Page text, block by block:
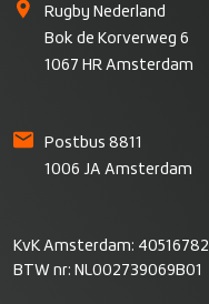
Rugby Nederland
Bok de Korverweg 6
1067 HR Amsterdam
Postbus 8811
1006 JA Amsterdam
KvK Amsterdam: 40516782
BTW nr: NL002739069B01